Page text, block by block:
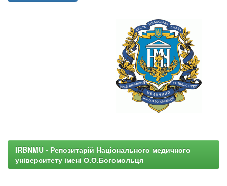
IRBNMU - Репозитарій Національного медичного
університету імені О.О.Богомольця